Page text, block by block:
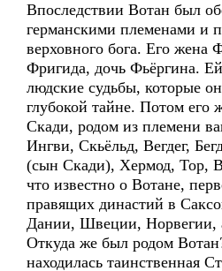
Впоследствии Вотан был
германскими племенами и
верховного бога. Его жена
Фригида, дочь Фьёргина.
людские судьбы, которые
глубокой тайне. Потом его
Скади, родом из племени
Ингви, Скьёльд, Вегдег,
(сын Скади), Хермод, Тор,
что известно о Вотане,
правящих династий в
Дании, Швеции, Норвегии,
Откуда же был родом
находилась таинственная